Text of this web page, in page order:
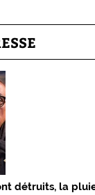
détruits, la